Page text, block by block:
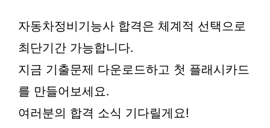
자동차정비기능사 합격은 체계적 선택으로
최단기간 가능합니다.
지금 기출문제 다운로드하고 첫 플래시카드
를 만들어보세요.
여러분의 합격 소식 기다릴게요!